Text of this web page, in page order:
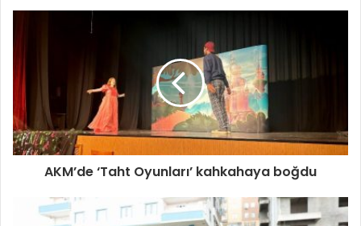
AKM’de ‘Taht Oyunları’ kahkahaya boğdu